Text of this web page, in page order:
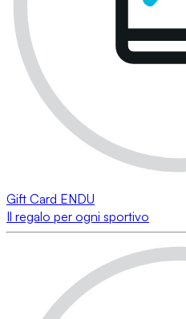
Gift Card ENDU
Il regalo per ogni sportivo